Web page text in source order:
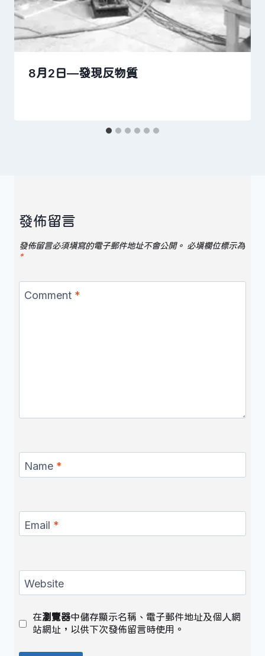
8月2日—發現反物質
發佈留言
發佈留言必須填寫的電子郵件地址不會公開。 必填欄位標示為
*
Comment *
Name *
Email *
Website
在瀏覽器中儲存顯示名稱、電子郵件地址及個人網
站網址，以供下次發佈留言時使用。